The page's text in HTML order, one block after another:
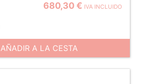
680,30 € IVA INCLUIDO
AÑADIR A LA CESTA